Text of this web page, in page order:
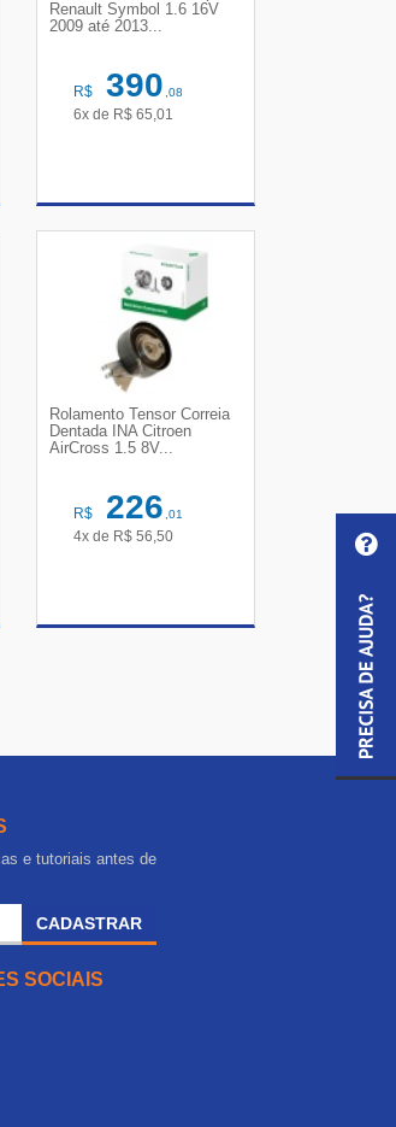
Renault Symbol 1.6 16V
2009 até 2013...
R$ 390,08
6x de R$ 65,01
Rolamento Tensor Correia
Dentada INA Citroen
AirCross 1.5 8V...
R$ 226,01
4x de R$ 56,50
e tutoriais antes de
CADASTRAR
SOCIAIS